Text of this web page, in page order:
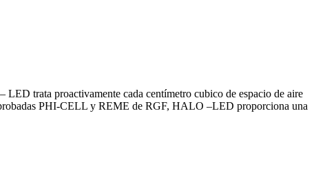
trata proactivamente cada centímetro cubico de espacio de aire
PHI-CELL y REME de RGF, HALO –LED proporciona una